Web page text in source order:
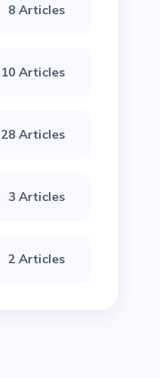
8 Articles
10 Articles
28 Articles
3 Articles
2 Articles